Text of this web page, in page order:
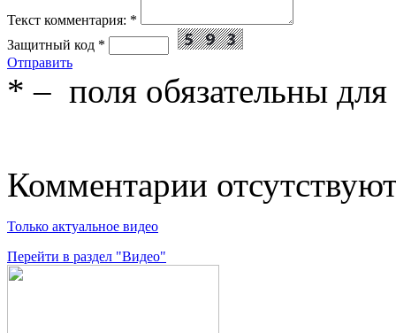
Текст комментария: *
Защитный код *
Отправить
* – поля обязательны для
Комментарии
Только актуальное видео
Перейти в раздел "Видео"